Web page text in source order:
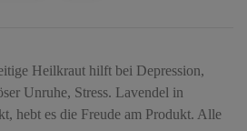
Heilkraut hilft bei Depression,
Unruhe, Stress. Lavendel in
hebt es die Freude am Produkt. Alle